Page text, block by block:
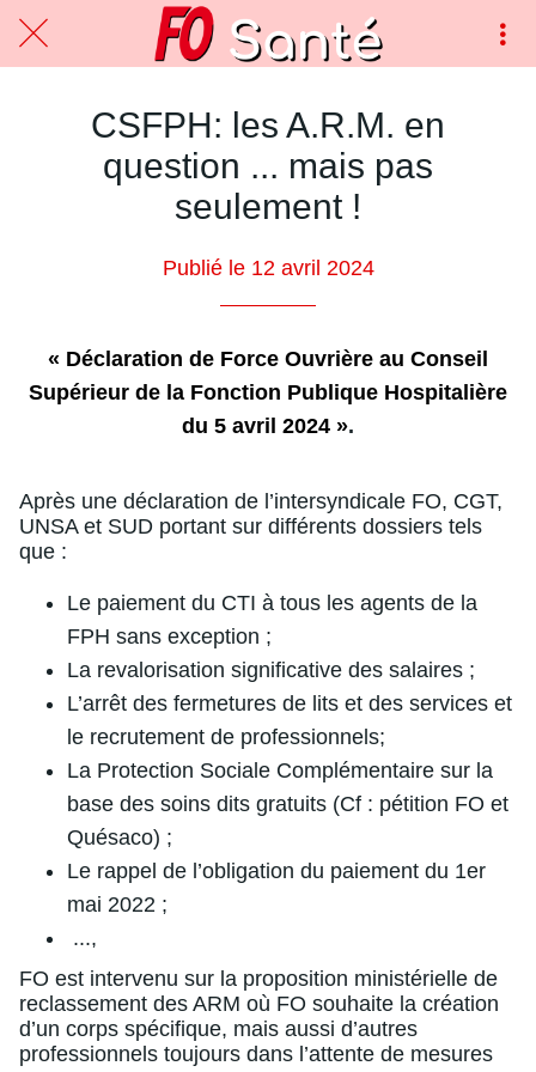
CSFPH: les A.R.M. en
question ... mais pas
seulement !
Publié le 12 avril 2024
« Déclaration de Force Ouvrière au Conseil
Supérieur de la Fonction Publique Hospitalière
du 5 avril 2024 ».
Après une déclaration de l’intersyndicale FO, CGT,
UNSA et SUD portant sur différents dossiers tels
que :
Le paiement du CTI à tous les agents de la
FPH sans exception ;
La revalorisation significative des salaires ;
L’arrêt des fermetures de lits et des services et
le recrutement de professionnels;
La Protection Sociale Complémentaire sur la
base des soins dits gratuits (Cf : pétition FO et
Quésaco) ;
Le rappel de l’obligation du paiement du 1er
mai 2022 ;
...,
FO est intervenu sur la proposition ministérielle de
reclassement des ARM où FO souhaite la création
d’un corps spécifique, mais aussi d’autres
professionnels toujours dans l’attente de mesures